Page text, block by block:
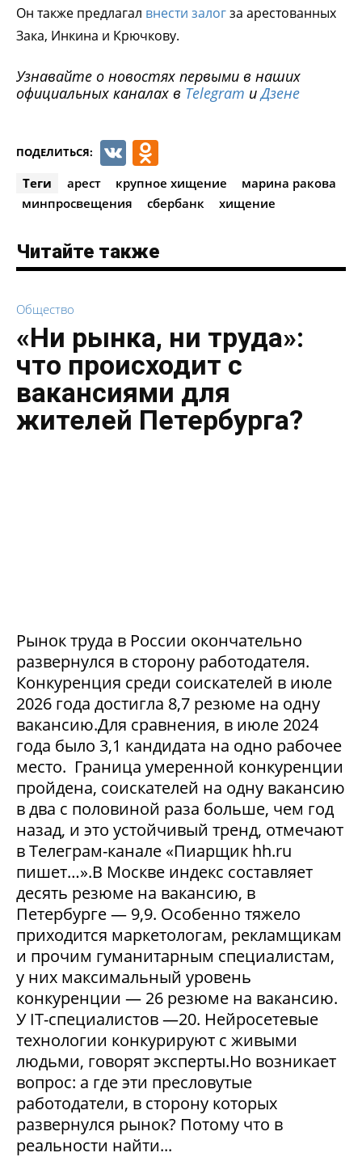
Он также предлагал внести залогза арестованных
Зака, Инкина и Крючкову.
Узнавайте о новостях первыми в наших
официальных каналах в Telegram иДзене
ПОДЕЛИТЬСЯ: VK
Теги арест крупное хищение
марина ракова
минпросвещения
сбербанк хищение
Читайте также
Общество
«Ни рынка, ни труда»:
что происходит с
вакансиями для
жителей Петербурга?
Рынок труда в России окончательно
развернулся в сторону работодателя.
Конкуренция среди соискателей в июле
2026 года достигла 8,7 резюме на одну
вакансию.Для сравнения, в июле 2024
года было 3,1 кандидата на одно рабочее
место. Граница умеренной конкуренции
пройдена, соискателей на одну вакансию
в два с половиной раза больше, чем год
назад, и это устойчивый тренд, отмечают
в Телеграм-канале «Пиарщик hh.ru
пишет…».В Москве индекс составляет
десять резюме на вакансию, в
Петербурге — 9,9. Особенно тяжело
приходится маркетологам, рекламщикам
и прочим гуманитарным специалистам,
у них максимальный уровень
конкуренции — 26 резюме на вакансию.
У IT-специалистов —20. Нейросетевые
технологии конкурируют с живыми
людьми, говорят эксперты.Но возникает
вопрос: а где эти пресловутые
работодатели, в сторону которых
развернулся рынок? Потому что в
реальности найти...